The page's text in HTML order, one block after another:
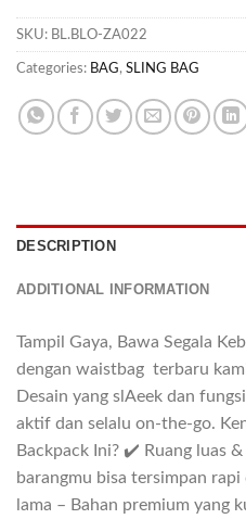
SKU: BL.BLO-ZA022
Categories: BAG, SLING BAG
DESCRIPTION
ADDITIONAL INFORMATION
Tampil Gaya, Bawa Segala
dengan waistbag terbaru
Desain yang slAeek dan
aktif dan selalu on-the-go.
Backpack Ini? ✔️ Ruang luas
barangmu bisa tersimpan
lama – Bahan premium yang